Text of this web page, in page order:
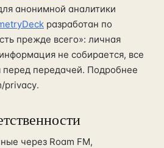
анонимной аналитики
разработан по
прежде всего»: личная
не собирается, все
передачей. Подробнее
privacy.
через Roam FM,